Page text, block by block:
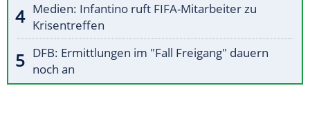
Medien: Infantino ruft FIFA-Mitarbeiter zu
Krisentreffen
DFB: Ermittlungen im "Fall Freigang" dauern
noch an